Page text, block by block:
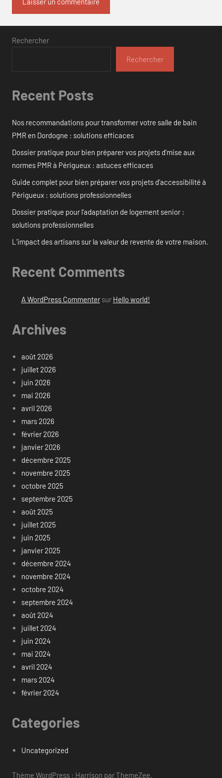
Rechercher
Rechercher
Recent Posts
Nos recommandations pour transformer votre salle de bain
PMR en Dordogne : solutions efficaces
Dossier pratique pour bien préparer vos projets d’mise aux
normes PMR à Périgueux : astuces efficaces
Guide complet pour bien préparer vos projets d’accessibilité à
Périgueux : solutions professionnelles
Dossier pratique pour l’adaptation de logement senior :
solutions professionnelles
L’impact des artisans sur la valeur de revente de votre maison.
Recent Comments
A WordPress Commentersur Hello world!
Archives
août 2026
juillet 2026
juin 2026
mai 2026
avril 2026
mars 2026
février 2026
janvier 2026
décembre 2025
novembre 2025
octobre 2025
septembre 2025
août 2025
juillet 2025
juin 2025
janvier 2025
décembre 2024
novembre 2024
octobre 2024
septembre 2024
août 2024
juillet 2024
juin 2024
mai 2024
avril 2024
mars 2024
février 2024
Categories
Uncategorized
Thème WordPress : Harrison par ThemeZee.